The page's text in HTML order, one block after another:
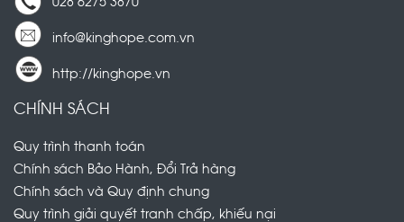
info@kinghope.com.vn
http://kinghope.vn
CHÍNH SÁCH
Quy trình thanh toán
Chính sách Bảo Hành, Đổi Trả hàng
Chính sách và Quy định chung
Quy trình giải quyết tranh chấp, khiếu nại